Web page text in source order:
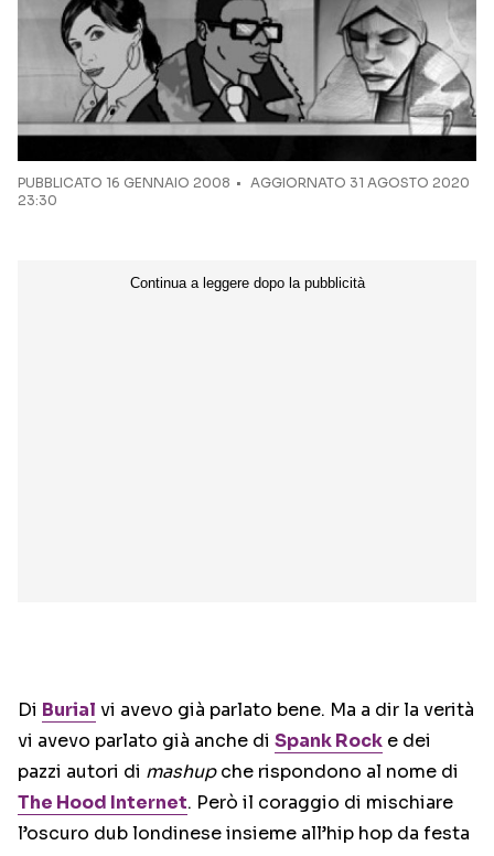
PUBBLICATO 16 GENNAIO 2008
AGGIORNATO 31 AGOSTO 2020
23:30
Di Burial vi avevo già parlato bene. Ma a dir la verità
vi avevo parlato già anche di Spank Rock e dei
pazzi autori di mashupche rispondono al nome di
The Hood Internet. Però il coraggio di mischiare
l’oscuro dub londinese insieme all’hip hop da festa